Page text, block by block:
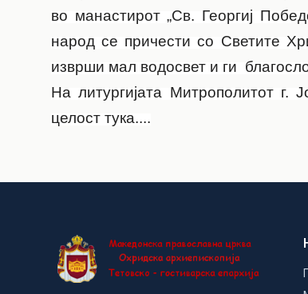
во манастирот „Св. Георгиј
народ се причести со Светите
изврши мал водосвет и ги
На литургијата Митрополитот
целост тука....